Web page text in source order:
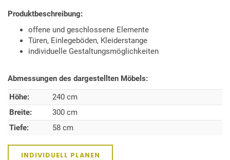
Produktbeschreibung:
offene und geschlossene Elemente
Türen, Einlegeböden, Kleiderstange
individuelle Gestaltungsmöglichkeiten
Abmessungen des dargestellten Möbels:
Höhe:
240 cm
Breite:
300 cm
Tiefe:
58 cm
INDIVIDUELL PLANEN